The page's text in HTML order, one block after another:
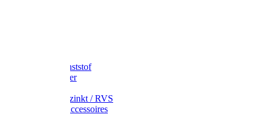
Emmer kunststof
Schepemmer
Emmer verzinkt / RVS
Regenton accessoires